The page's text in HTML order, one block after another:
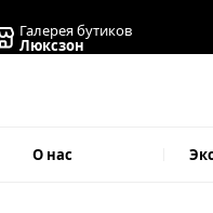
Галерея бутиков
Люксзон
О нас